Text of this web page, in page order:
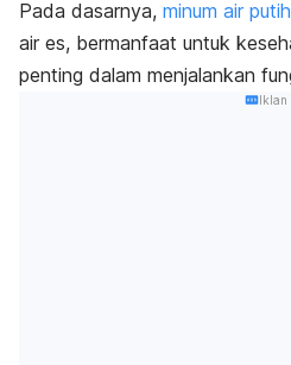
Pada dasarnya, minum air putih
air es, bermanfaat untuk
penting dalam menjalankan
Iklan